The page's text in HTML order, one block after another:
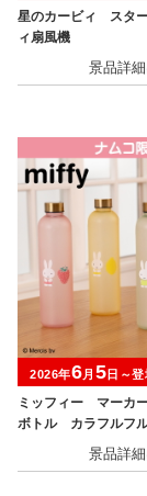
星のカービィ スタ
ィ扇風機
ミッフィー マーカ
ボトル カラフルフ
2026年6月 5 日～登